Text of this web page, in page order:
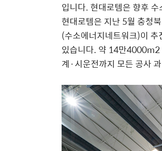
입니다. 현대로템은 향후
현대로템은 지난 5월 충청
(수소에너지네트워크)이
있습니다. 약 14만4000m2
계·시운전까지 모든 공사